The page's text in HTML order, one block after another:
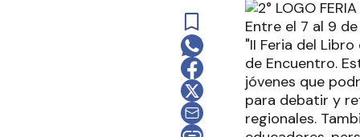
Entre el 7 al 9
"II Feria del
de Encuentro.
jóvenes que
para debatir y
regionales.